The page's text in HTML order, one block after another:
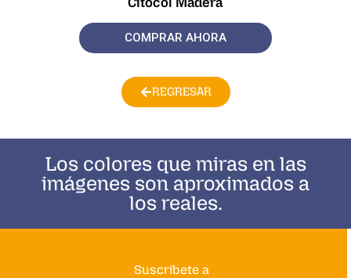
COMPRAR AHORA
REGRESAR
Los colores que miras en las
imágenes son aproximados a
los reales.
Suscríbete a